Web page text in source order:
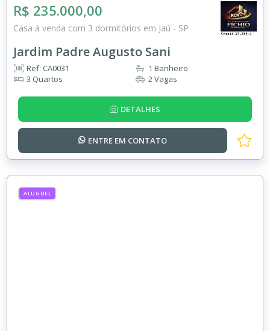
R$ 235.000,00
Casa à venda com 3 dormitórios em Jaú - SP
Jardim Padre Augusto Sani
Ref: CA0031
3 Quartos
1 Banheiro
2 Vagas
DETALHES
ENTRE EM CONTATO
ALUGUEL